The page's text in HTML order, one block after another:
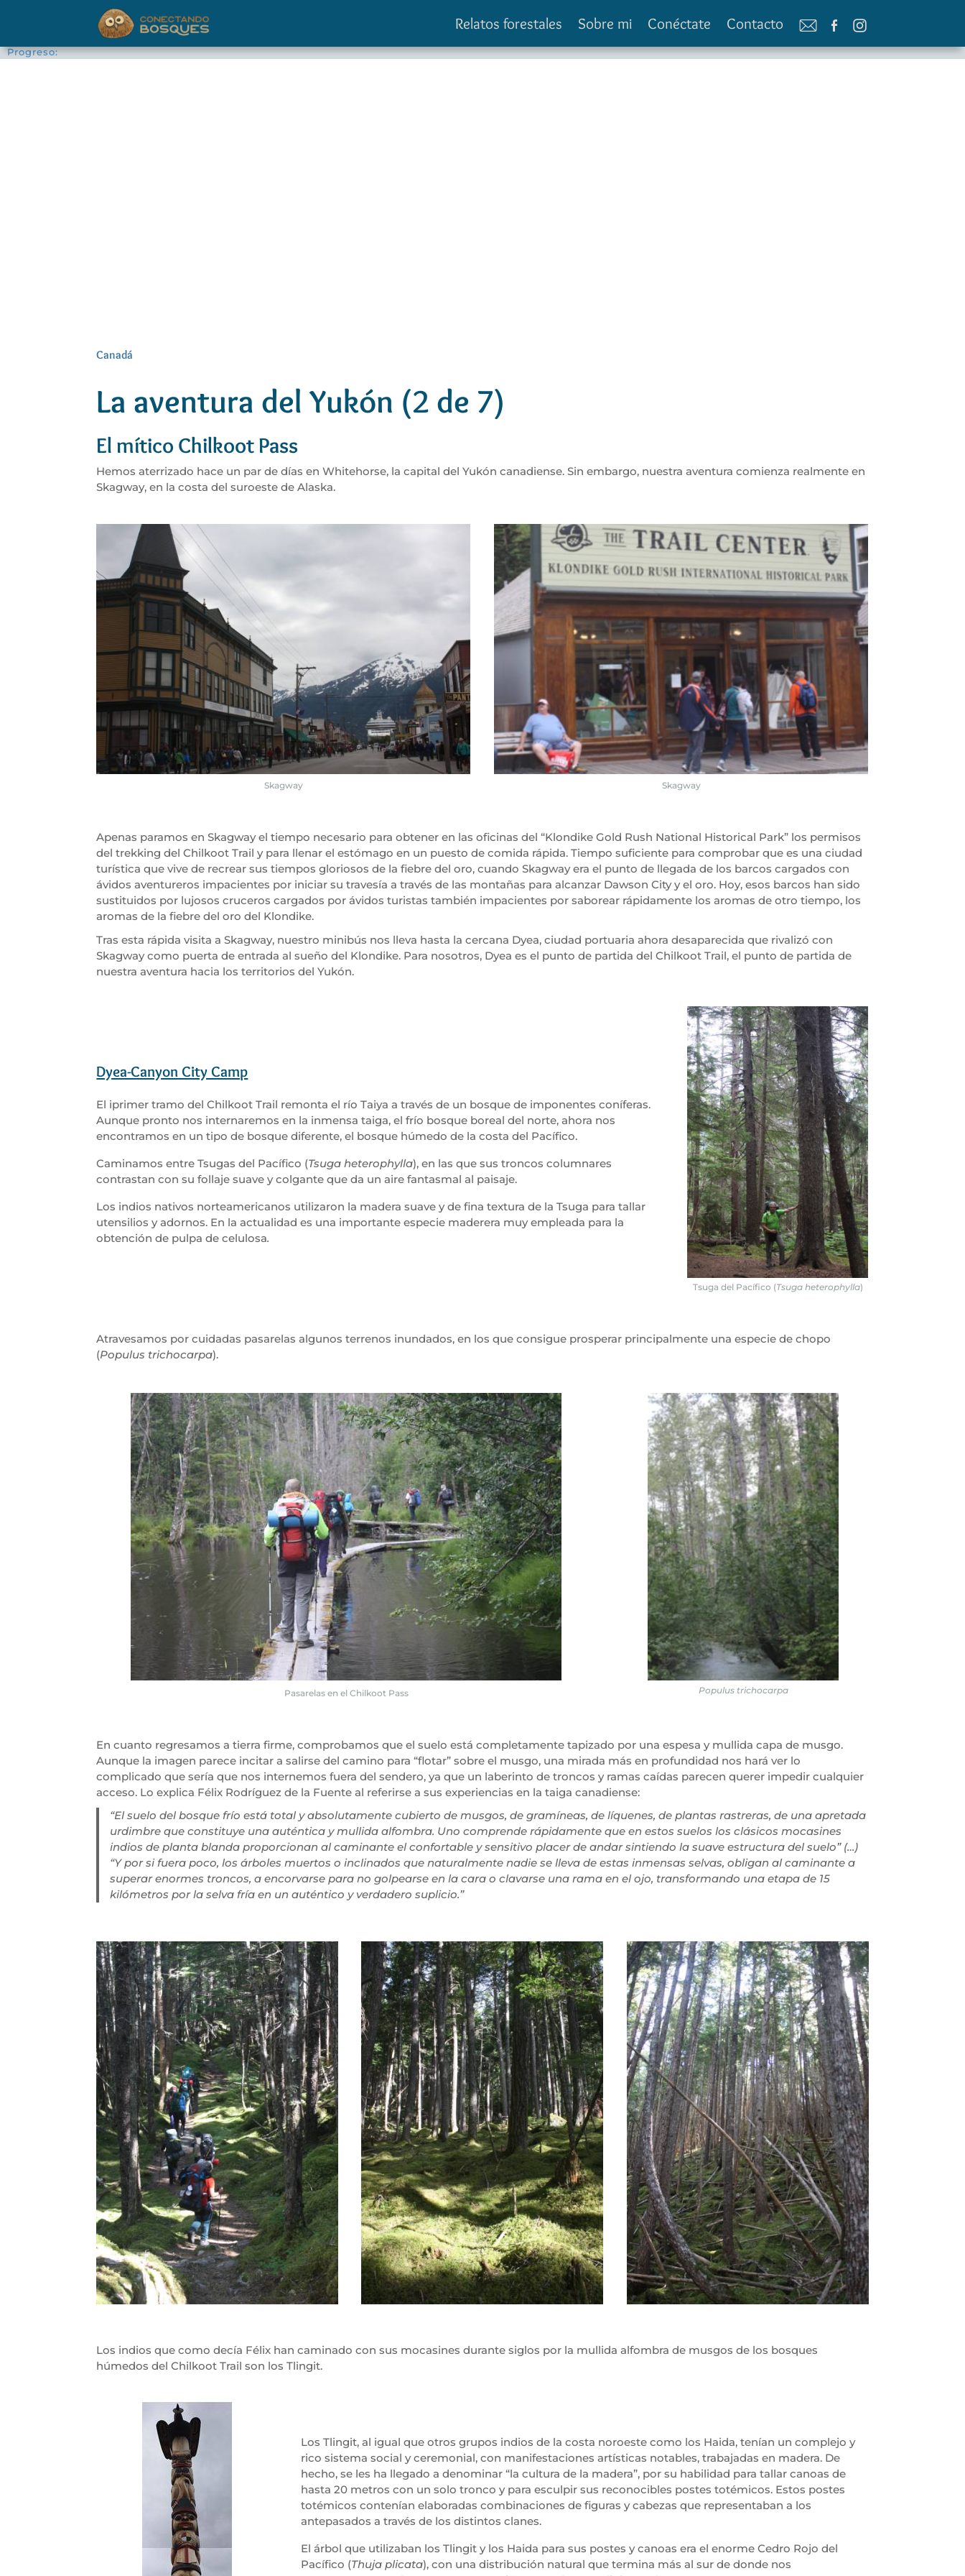
Relatos forestales Sobre mi Conéctate Contacto
Progreso:
Canadá
La aventura del Yukón (2 de 7)
El mítico Chilkoot Pass
Hemos aterrizado hace un par de días en Whitehorse, la capital del Yukón canadiense. Sin embargo, nuestra aventura comienza realmente en
Skagway, en la costa del suroeste de Alaska.
Skagway Skagway
Apenas paramos en Skagway el tiempo necesario para obtener en las oficinas del “Klondike Gold Rush National Historical Park” los permisos
del trekking del Chilkoot Trail y para llenar el estómago en un puesto de comida rápida. Tiempo suficiente para comprobar que es una ciudad
turística que vive de recrear sus tiempos gloriosos de la fiebre del oro, cuando Skagway era el punto de llegada de los barcos cargados con
ávidos aventureros impacientes por iniciar su travesía a través de las montañas para alcanzar Dawson City y el oro. Hoy, esos barcos han sido
sustituidos por lujosos cruceros cargados por ávidos turistas también impacientes por saborear rápidamente los aromas de otro tiempo, los
aromas de la fiebre del oro del Klondike.
Tras esta rápida visita a Skagway, nuestro minibús nos lleva hasta la cercana Dyea, ciudad portuaria ahora desaparecida que rivalizó con
Skagway como puerta de entrada al sueño del Klondike. Para nosotros, Dyea es el punto de partida del Chilkoot Trail, el punto de partida de
nuestra aventura hacia los territorios del Yukón.
Dyea-Canyon City Camp
El iprimer tramo del Chilkoot Trail remonta el río Taiya a través de un bosque de imponentes coníferas.
Aunque pronto nos internaremos en la inmensa taiga, el frío bosque boreal del norte, ahora nos
encontramos en un tipo de bosque diferente, el bosque húmedo de la costa del Pacífico.
Caminamos entre Tsugas del Pacífico (Tsuga heterophylla), en las que sus troncos columnares
contrastan con su follaje suave y colgante que da un aire fantasmal al paisaje.
Los indios nativos norteamericanos utilizaron la madera suave y de fina textura de la Tsuga para tallar
utensilios y adornos. En la actualidad es una importante especie maderera muy empleada para la
obtención de pulpa de celulosa.
Tsuga del Pacífico (Tsuga heterophylla)
Atravesamos por cuidadas pasarelas algunos terrenos inundados, en los que consigue prosperar principalmente una especie de chopo
(Populus trichocarpa).
Pasarelas en el Chilkoot Pass Populus trichocarpa
En cuanto regresamos a tierra firme, comprobamos que el suelo está completamente tapizado por una espesa y mullida capa de musgo.
Aunque la imagen parece incitar a salirse del camino para “flotar” sobre el musgo, una mirada más en profundidad nos hará ver lo
complicado que sería que nos internemos fuera del sendero, ya que un laberinto de troncos y ramas caídas parecen querer impedir cualquier
acceso. Lo explica Félix Rodríguez de la Fuente al referirse a sus experiencias en la taiga canadiense:
“El suelo del bosque frío está total y absolutamente cubierto de musgos, de gramíneas, de líquenes, de plantas rastreras, de una apretada
urdimbre que constituye una auténtica y mullida alfombra. Uno comprende rápidamente que en estos suelos los clásicos mocasines
indios de planta blanda proporcionan al caminante el confortable y sensitivo placer de andar sintiendo la suave estructura del suelo” (…)
“Y por si fuera poco, los árboles muertos o inclinados que naturalmente nadie se lleva de estas inmensas selvas, obligan al caminante a
superar enormes troncos, a encorvarse para no golpearse en la cara o clavarse una rama en el ojo, transformando una etapa de 15
kilómetros por la selva fría en un auténtico y verdadero suplicio.”
Los indios que como decía Félix han caminado con sus mocasines durante siglos por la mullida alfombra de musgos de los bosques
húmedos del Chilkoot Trail son los Tlingit.
Los Tlingit, al igual que otros grupos indios de la costa noroeste como los Haida, tenían un complejo y
rico sistema social y ceremonial, con manifestaciones artísticas notables, trabajadas en madera. De
hecho, se les ha llegado a denominar “la cultura de la madera”, por su habilidad para tallar canoas de
hasta 20 metros con un solo tronco y para esculpir sus reconocibles postes totémicos. Estos postes
totémicos contenían elaboradas combinaciones de figuras y cabezas que representaban a los
antepasados a través de los distintos clanes.
El árbol que utilizaban los Tlingit y los Haida para sus postes y canoas era el enorme Cedro Rojo del
Pacífico (Thuja plicata), con una distribución natural que termina más al sur de donde nos